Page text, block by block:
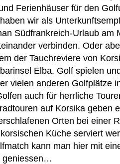
Ferienhäuser für den
wir als
Südfrankreich-Urlaub am
verbinden. Oder
der Tauchreviere von
Elba. Golf spielen
vielen anderen Golfplätze
auch für herrliche
auf Korsika geben
Orten bei einer
Küche serviert
kann man hier mit
geniessen…